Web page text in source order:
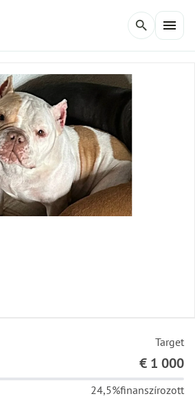
search menu
Target
€ 1 000
24,5%finanszírozott